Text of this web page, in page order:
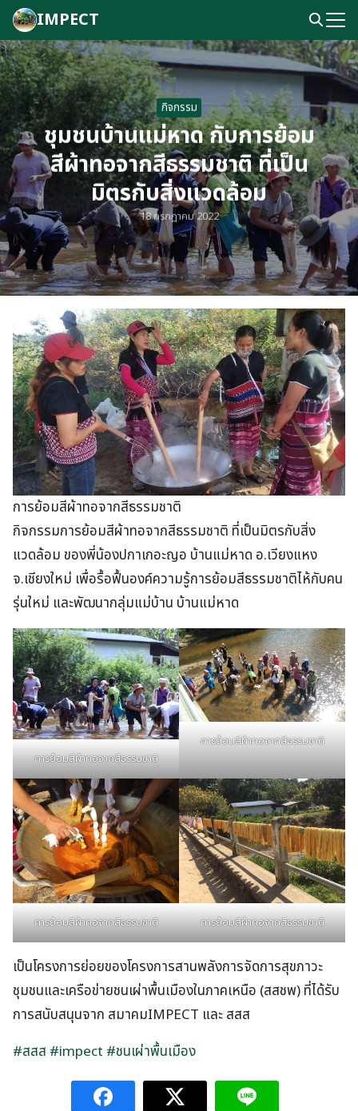
Skip
content
IMPECT
Search
for:
กิจกรรม
ชุมชนบ้านแม่หาด กับการย้อม
สีผ้าทอจากสีธรรมชาติ ที่เป็น
มิตรกับสิ่งแวดล้อม
18 กรกฎาคม 2022
การย้อมสีผ้าทอจากสีธรรมชาติ
กิจกรรมการย้อมสีผ้าทอจากสีธรรมชาติ ที่เป็นมิตรกับสิ่ง
แวดล้อม ของพี่น้องปกาเกอะญอ บ้านแม่หาด อ.เวียงแหง
จ.เชียงใหม่ เพื่อรื้อฟื้นองค์ความรู้การย้อมสีธรรมชาติไห้กับคน
รุ่นใหม่ และพัฒนากลุ่มแม่บ้าน บ้านแม่หาด
การย้อมสีผ้าทอจากสีธรรมชาติ
การย้อมสีผ้าทอจากสีธรรมชาติ
การย้อมสีผ้าทอจากสีธรรมชาติ การย้อมสีผ้าทอจากสีธรรมชาติ
เป็นโครงการย่อยของโครงการสานพลังการจัดการสุขภาวะ
ชุมชนและเครือข่ายชนเผ่าพื้นเมืองในภาคเหนือ (สสชพ) ที่ได้รับ
การสนับสนุนจาก สมาคมIMPECT และ สสส
#สสส#impect #ชนเผ่าพื้นเมือง